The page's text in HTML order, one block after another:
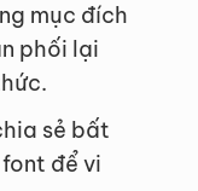
mục đích
phối lại
sẻ bất
để vi